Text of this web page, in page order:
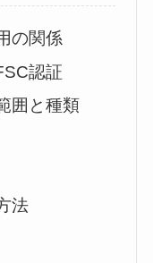
の関係
認証
囲と種類
法